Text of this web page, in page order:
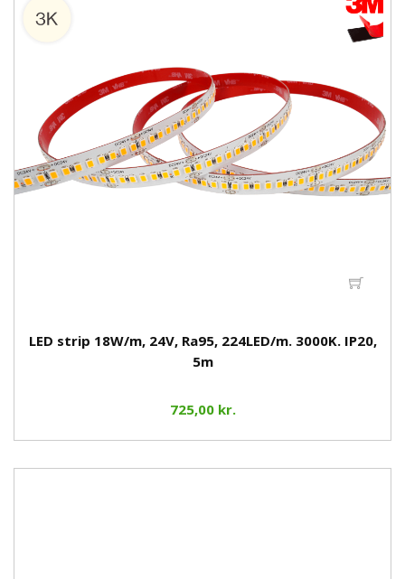
LED strip 18W/m, 24V, Ra95, 224LED/m. 3000K. IP20,
5m
725,00 kr.